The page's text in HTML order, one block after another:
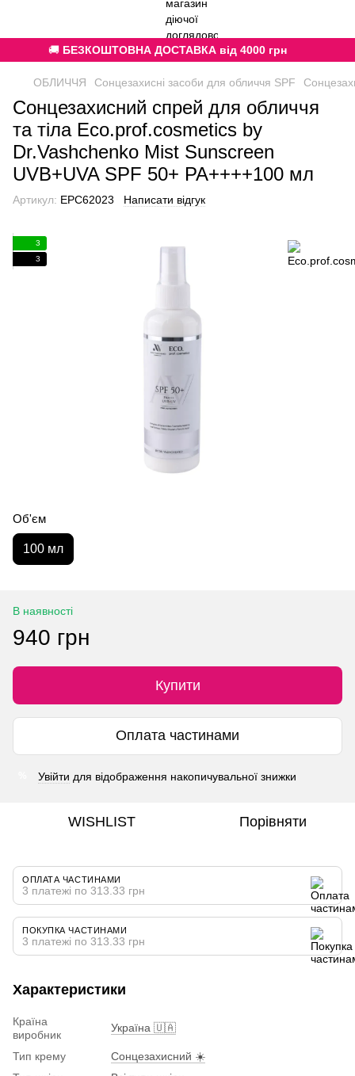
🚚 БЕЗКОШТОВНА ДОСТАВКА від 4000 грн
ОБЛИЧЧЯ Сонцезахисні засоби для обличчя SPF
Сонцезахисний спрей для обличчя
та тіла Eco.prof.cosmetics by
Dr.Vashchenko Mist Sunscreen
UVB+UVA SPF 50+ PA++++100 мл
Артикул: EPC62023 Написати відгук
3
3
Об'єм
100 мл
В наявності
940 грн
Купити
Оплата частинами
Увійти для відображення накопичувальної знижки
WISHLIST Порівняти
ОПЛАТА ЧАСТИНАМИ
3 платежі по 313.33 грн
ПОКУПКА ЧАСТИНАМИ
3 платежі по 313.33 грн
Характеристики
Країна
виробник
Україна 🇺🇦
Тип крему
Сонцезахисний ☀️